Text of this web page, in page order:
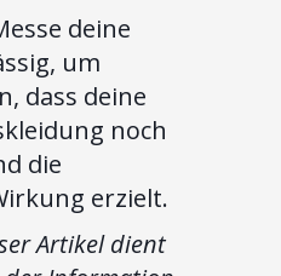
deine
um
dass deine
noch
die
erzielt.
Artikel dient